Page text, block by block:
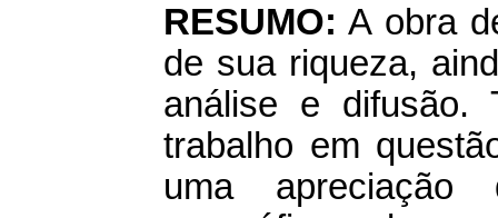
RESUMO: A obra
de sua riqueza,
análise e difusão.
trabalho em
uma apreciação